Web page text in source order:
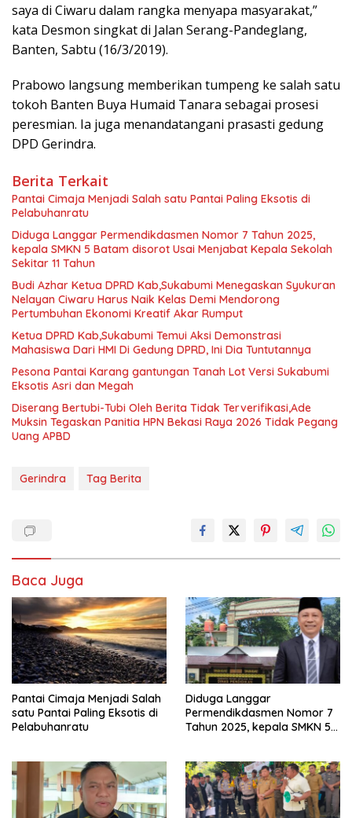
saya di Ciwaru dalam rangka menyapa masyarakat,”
kata Desmon singkat di Jalan Serang-Pandeglang,
Banten, Sabtu (16/3/2019).
Prabowo langsung memberikan tumpeng ke salah satu
tokoh Banten Buya Humaid Tanara sebagai prosesi
peresmian. Ia juga menandatangani prasasti gedung
DPD Gerindra.
Berita Terkait
Pantai Cimaja Menjadi Salah satu Pantai Paling Eksotis di
Pelabuhanratu
Diduga Langgar Permendikdasmen Nomor 7 Tahun 2025,
kepala SMKN 5 Batam disorot Usai Menjabat Kepala Sekolah
Sekitar 11 Tahun
Budi Azhar Ketua DPRD Kab,Sukabumi Menegaskan Syukuran
Nelayan Ciwaru Harus Naik Kelas Demi Mendorong
Pertumbuhan Ekonomi Kreatif Akar Rumput
Ketua DPRD Kab,Sukabumi Temui Aksi Demonstrasi
Mahasiswa Dari HMI Di Gedung DPRD, Ini Dia Tuntutannya
Pesona Pantai Karang gantungan Tanah Lot Versi Sukabumi
Eksotis Asri dan Megah
Diserang Bertubi-Tubi Oleh Berita Tidak Terverifikasi,Ade
Muksin Tegaskan Panitia HPN Bekasi Raya 2026 Tidak Pegang
Uang APBD
Gerindra Tag Berita
Baca Juga
Pantai Cimaja Menjadi Salah
satu Pantai Paling Eksotis di
Pelabuhanratu
Diduga Langgar
Permendikdasmen Nomor 7
Tahun 2025, kepala SMKN 5
Tahun